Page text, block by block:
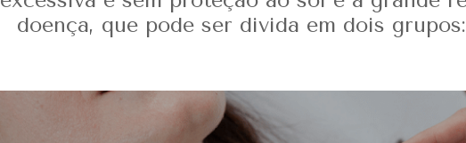
doença, que pode ser divida em dois